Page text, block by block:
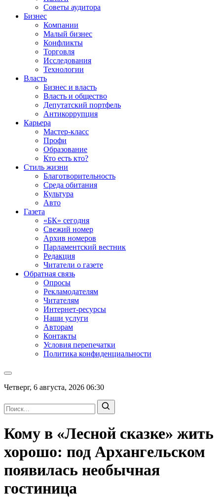
Советы аудитора
Бизнес
Компании
Малый бизнес
Конфликты
Торговля
Исследования
Технологии
Власть
Бизнес и власть
Власть и общество
Депутатский портфель
Антикоррупция
Карьера
Мастер-класс
Профи
Образование
Кто есть кто?
Стиль жизни
Благотворительность
Среда обитания
Культура
Авто
Газета
«БК» сегодня
Свежий номер
Архив номеров
Парламентский вестник
Редакция
Читатели о газете
Обратная связь
Опросы
Рекламодателям
Читателям
Интернет-ресурсы
Наши услуги
Авторам
Контакты
Условия перепечатки
Политика конфиденциальности
Четверг, 6 августа, 2026 06:30
Кому в «Лесной сказке» жить
хорошо: под Архангельском
появилась необычная
гостиница